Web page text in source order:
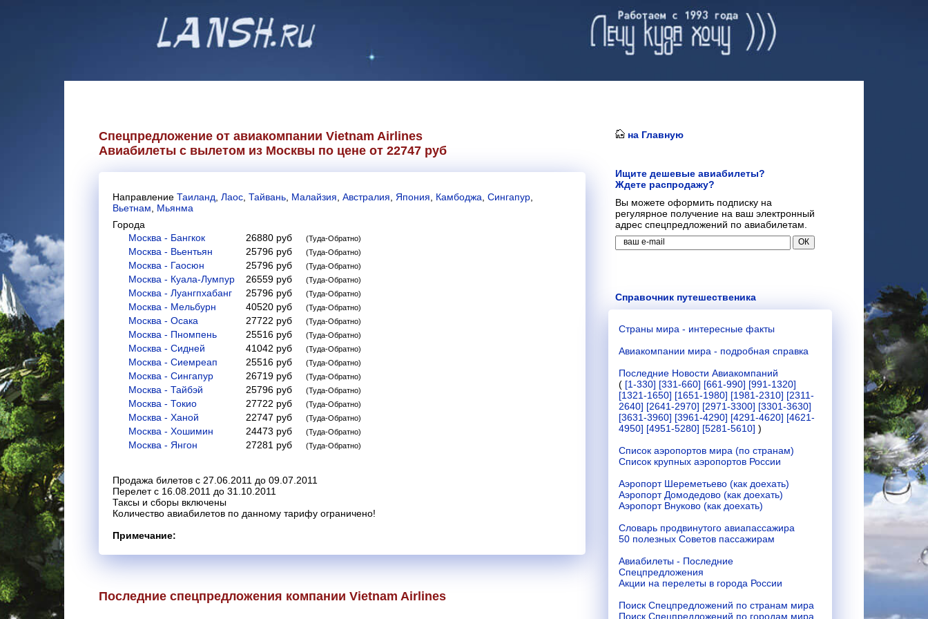
Спецпредложение от авиакомпании Vietnam Airlines
Авиабилеты с вылетом из Москвы по цене от 22747 руб
Направление Таиланд Лаос Тайвань Малайзия Австралия Япония Камбоджа Сингапур
Вьетнам
Мьянма
Города
Москва - Бангкок
26880 руб (Туда-Обратно)
Москва - Вьентьян 25796 руб (Туда-Обратно)
Москва - Гаосюн 25796 руб (Туда-Обратно)
Москва - Куала-Лумпур 26559 руб (Туда-Обратно)
Москва - Луангпхабанг 25796 руб (Туда-Обратно)
Москва - Мельбурн 40520 руб (Туда-Обратно)
Москва - Осака 27722 руб (Туда-Обратно)
Москва - Пномпень 25516 руб (Туда-Обратно)
Москва - Сидней 41042 руб (Туда-Обратно)
Москва - Сиемреап 25516 руб (Туда-Обратно)
Москва - Сингапур 26719 руб (Туда-Обратно)
Москва - Тайбэй 25796 руб (Туда-Обратно)
Москва - Токио 27722 руб (Туда-Обратно)
Москва - Ханой 22747 руб (Туда-Обратно)
Москва - Хошимин 24473 руб (Туда-Обратно)
Москва - Янгон 27281 руб (Туда-Обратно)
Продажа билетов с 27.06.2011 до 09.07.2011
Перелет с 16.08.2011 до 31.10.2011
Таксы и сборы включены
Количество авиабилетов по данному тарифу ограничено!
Примечание:
Последние спецпредложения компании Vietnam Airlines
на Главную
Ищите дешевые авиабилеты?
Ждете распродажу?
Вы можете оформить подписку на
регулярное получение на ваш электронный
адрес спецпредложений по авиабилетам.
Справочник путешественика
Страны мира - интересные факты
Авиакомпании мира - подробная справка
Последние Новости Авиакомпаний
( [1-330] [331-660] [661-990] [991-1320]
[1321-1650] [1651-1980] [1981-2310] [2311-
2640] [2641-2970] [2971-3300] [3301-3630]
[3631-3960] [3961-4290] [4291-4620] [4621-
4950] [4951-5280] [5281-5610] )
Список аэропортов мира (по странам)
Список крупных аэропортов России
Аэропорт Шереметьево (как доехать)
Аэропорт Домодедово (как доехать)
Аэропорт Внуково (как доехать)
Словарь продвинутого авиапассажира
50 полезных Советов пассажирам
Авиабилеты - Последние
Спецпредложения
Акции на перелеты в города России
Поиск Спецпредложений по странам мира
Поиск Спецпредложений по городам мира